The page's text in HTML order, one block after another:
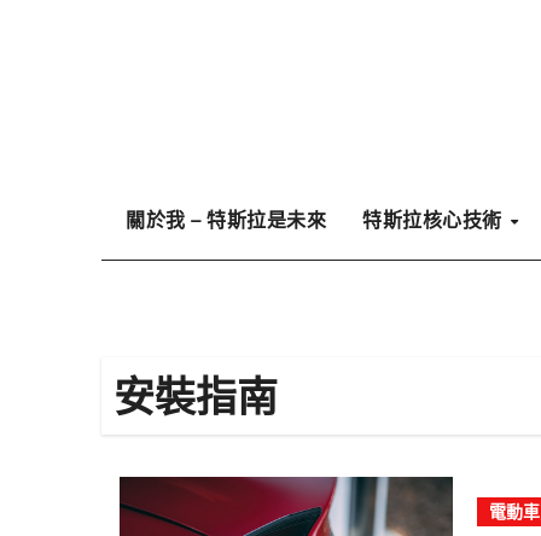
關於我 – 特斯拉是未來 特斯拉核心技術
安裝指南
電動